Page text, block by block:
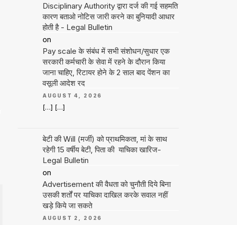
Disciplinary Authority द्वारा दर्ज की गई सहमति
कारण बताओ नोटिस जारी करने का बुनियादी आधार
होती है - Legal Bulletin
on
Pay scale के संबंध में सभी संशोधन/सुधार एक
सरकारी कर्मचारी के सेवा में रहने के दौरान किया
जाना चाहिए, रिटायर होने के 2 साल बाद पेंशन का
वसूली आदेश रद
AUGUST 4, 2026
[…] […]
बेटी की Will (मर्जी) को प्राथमिकता, मां के साथ
रहेगी 15 वर्षीय बेटी, पिता की याचिका खारिज-
Legal Bulletin
on
Advertisement की वैधता को चुनौती दिये बिना
उसकी शर्तों पर याचिका दाखिल करके सवाल नहीं
खड़े किये जा सकते
AUGUST 2, 2026